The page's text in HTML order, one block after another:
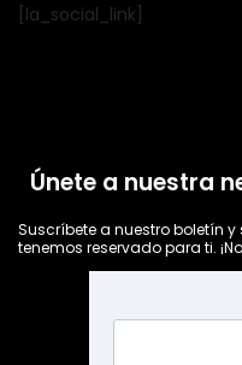
[la_social_link]
Únete a nuestra
Suscríbete a nuestro boletín
tenemos reservado para ti.